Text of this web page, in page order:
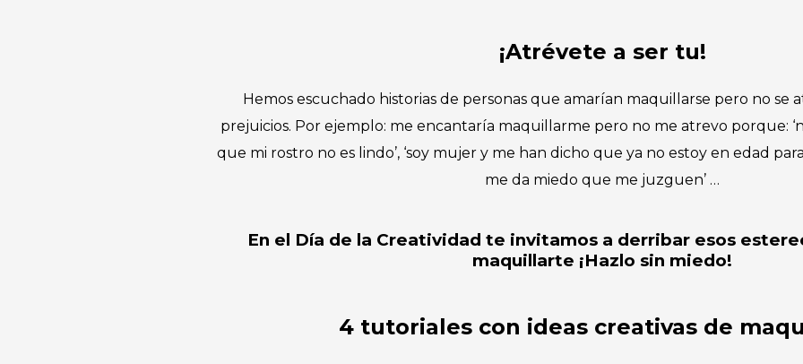
¡Atrévete a ser tu!
Hemos escuchado historias de personas que amarían maquillarse pero no se
prejuicios. Por ejemplo: me encantaría maquillarme pero no me atrevo porque:
que mi rostro no es lindo’, ‘soy mujer y me han dicho que ya no estoy en edad para
me da miedo que me juzguen’ …
En el Día de la Creatividad te invitamos a derribar esos
maquillarte ¡Hazlo sin miedo!
4 tutoriales con ideas creativas de